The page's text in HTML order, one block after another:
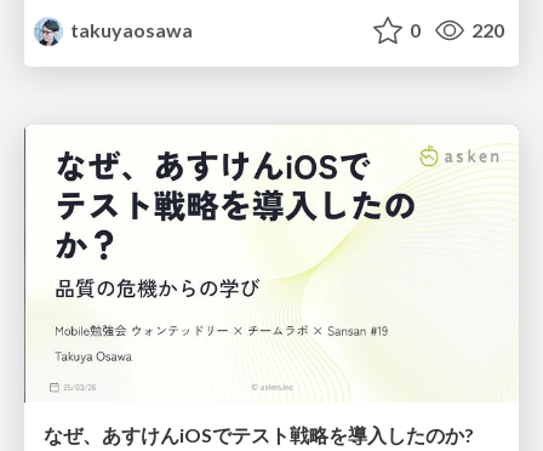
takuyaosawa
0 220
なぜ、あすけんiOSでテスト戦略を導入したのか?